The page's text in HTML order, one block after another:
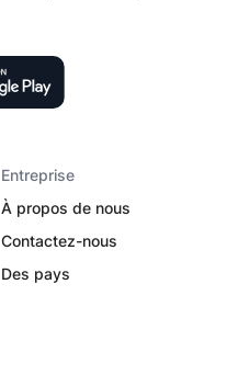
Entreprise
À propos de nous
Contactez-nous
Des pays